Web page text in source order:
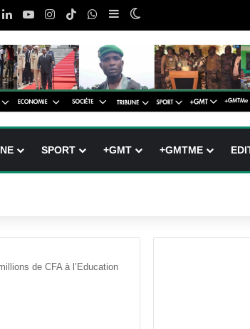
LinkedinYouTubeInstagram
TikTokWhatsApp
Sidebar (barre latérale)
SPORT +GMT +GMTME
de CFA à l’Education